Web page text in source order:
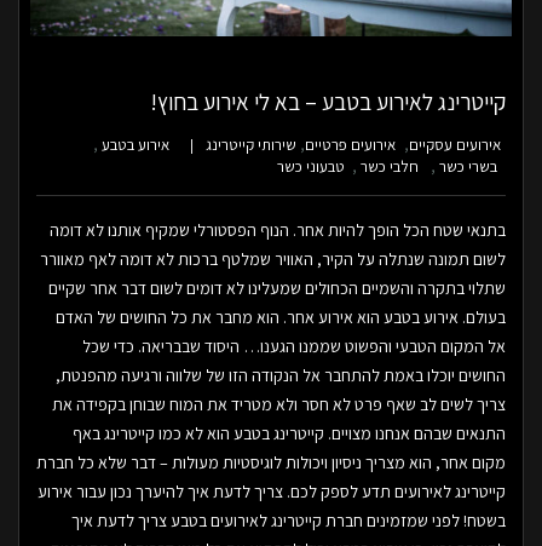
קייטרינג לאירוע בטבע – בא לי אירוע בחוץ!
אירועים עסקיים אירועים פרטיים שירותי קייטרינג
אירוע בטבע
בשרי כשר
חלבי כשר טבעוני כשר
בתנאי שטח הכל הופך להיות אחר. הנוף הפסטורלי שמקיף אותנו לא דומה
לשום תמונה שנתלה על הקיר, האוויר שמלטף ברכות לא דומה לאף מאוורר
שתלוי בתקרה והשמיים הכחולים שמעלינו לא דומים לשום דבר אחר שקיים
בעולם. אירוע בטבע הוא אירוע אחר. הוא מחבר את כל החושים של האדם
אל המקום הטבעי והפשוט שממנו הגענו… היסוד שבבריאה. כדי שכל
החושים יוכלו באמת להתחבר אל הנקודה הזו של שלווה ורגיעה מהפנטת,
צריך לשים לב שאף פרט לא חסר ולא מטריד את המוח שבוחן בקפידה את
התנאים שבהם אנחנו מצויים. קייטרינג בטבע הוא לא כמו קייטרינג באף
מקום אחר, הוא מצריך ניסיון ויכולות לוגיסטיות מעולות – דבר שלא כל חברת
קייטרינג לאירועים תדע לספק לכם. צריך לדעת איך להיערך נכון עבור אירוע
בשטח! לפני שמזמינים חברת קייטרינג לאירועים בטבע צריך לדעת איך